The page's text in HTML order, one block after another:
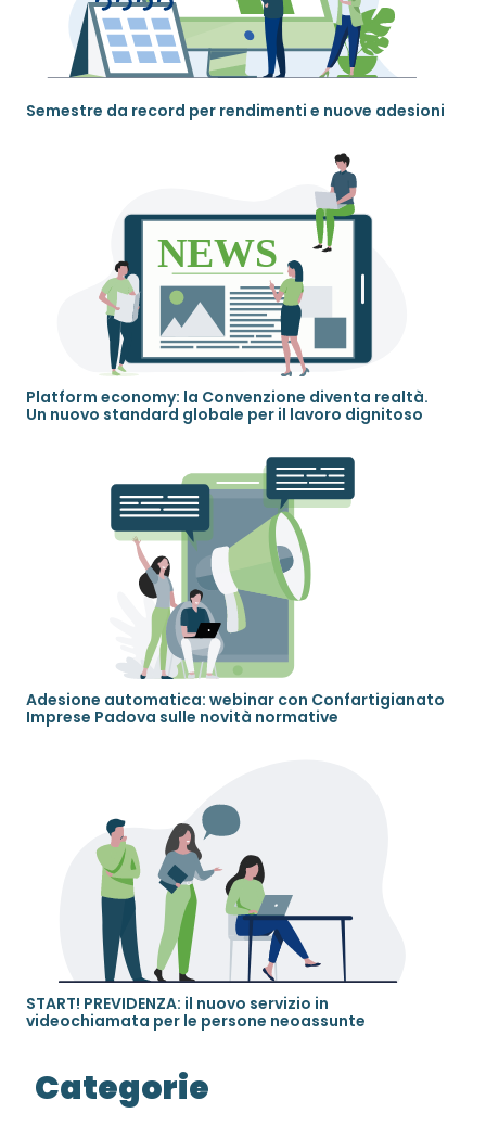
Semestre da record per rendimenti e nuove adesioni
Platform economy: la Convenzione diventa realtà.
Un nuovo standard globale per il lavoro dignitoso
Adesione automatica: webinar con Confartigianato
Imprese Padova sulle novità normative
START! PREVIDENZA: il nuovo servizio in
videochiamata per le persone neoassunte
Categorie